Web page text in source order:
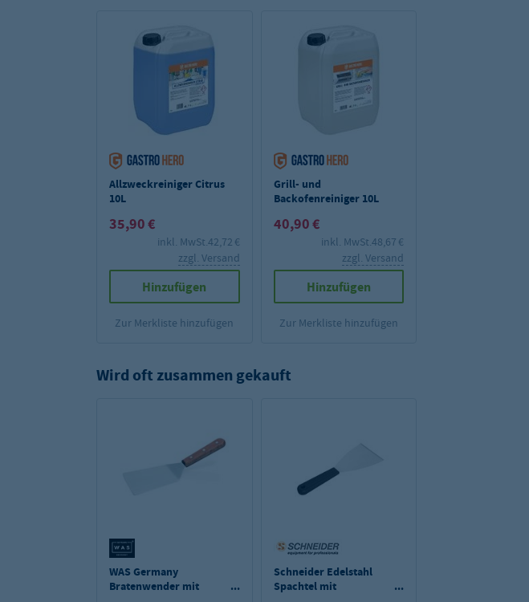
Allzweckreiniger Citrus
10L
35,90 €
inkl. MwSt.42,72 €
zzgl. Versand
Hinzufügen
Zur Merkliste hinzufügen
Grill- und
Backofenreiniger 10L
40,90 €
inkl. MwSt.48,67 €
zzgl. Versand
Hinzufügen
Zur Merkliste hinzufügen
Wird oft zusammen gekauft
WAS Germany
Bratenwender mit
Schneider Edelstahl
Spachtel mit